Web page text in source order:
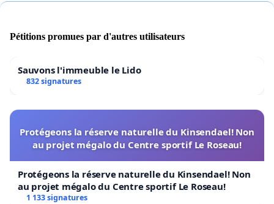
Pétitions promues par d'autres utilisateurs
Sauvons l'immeuble le Lido
832 signatures
Protégeons la réserve naturelle du Kinsendael! Non
au projet mégalo du Centre sportif Le Roseau!
Protégeons la réserve naturelle du Kinsendael! Non
au projet mégalo du Centre sportif Le Roseau!
1 133 signatures